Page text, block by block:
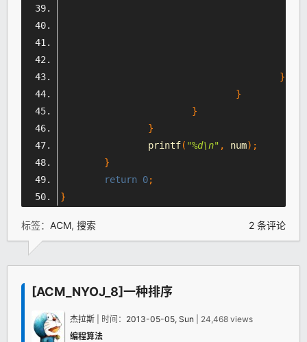
}
}
}
}
		printf
( "%d\n" , num);
}
return 0;
}
标签： ACM, 搜索 2 条评论
[ACM_NYOJ_8]一种排序
杰拉斯 | 时间： 2013-05-05, Sun | 24,468 views
编程算法